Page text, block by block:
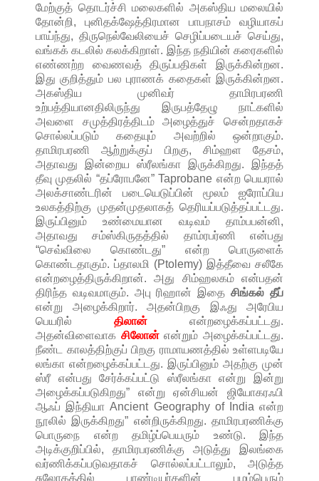
மேற்குத் தொடர்ச்சி மலைகளில் அகஸ்திய மலையில்
தோன்றி, புனிதக்ஷேத்திரமான பாபநாசம் வழியாகப்
பாய்ந்து, திருநெல்வேலியைச் செழிப்படையச் செய்து,
வங்கக் கடலில் கலக்கிறாள். இந்த நதியின் கரைகளில்
எண்ணற்ற வைணவத் திருப்பதிகள் இருக்கின்றன.
இது குறித்தும் பல புராணக் கதைகள் இருக்கின்றன.
அகஸ்திய முனிவர் தாமிரபரணி
உற்பத்தியானதிலிருந்து இருபத்தேழு நாட்களில்
அவளை சமுத்திரத்திடம் அழைத்துச் சென்றதாகச்
சொல்லப்படும் கதையும் அவற்றில் ஒன்றாகும்.
தாமிரபரணி ஆற்றுக்குப் பிறகு, சிம்ஹள தேசம்,
அதாவது இன்றைய ஸ்ரீலங்கா இருக்கிறது. இந்தத்
தீவு முதலில் “தப்ரோபனே” Taprobane என்ற பெயரால்
அலக்சாண்டரின் படையெடுப்பின் மூலம் ஐரோப்பிய
உலகத்திற்கு முதன்முதலாகத் தெரியப்படுத்தப்பட்டது.
இருப்பினும் உண்மையான வடிவம் தாம்பபன்னி,
அதாவது சம்ஸ்கிருதத்தில் தாம்ரபர்ணி என்பது
“செவ்விலை கொண்டது” என்ற பொருளைக்
கொண்டதாகும். ப்தாலமி (Ptolemy) இத்தீவை சலீகே
என்றழைத்திருக்கிறான். அது சிம்ஹலகம் என்பதன்
திரிந்த வடிவமாகும். அபு ரிஹான் இதைசிங்கல் தீப்
என்று அழைக்கிறார். அதன்பிறகு இஃது அரேபிய
பெயரில் திலான் என்றழைக்கப்பட்டது.
அதன்விளைவாக சிலோன்என்றும் அழைக்கப்பட்டது.
நீண்ட காலத்திற்குப் பிறகு ராமாயணத்தில் உள்ளபடியே
லங்கா என்றழைக்கப்பட்டது. இருப்பினும் அதற்கு முன்
ஸ்ரீ என்பது சேர்க்கப்பட்டு ஸ்ரீலங்கா என்று இன்று
அழைக்கப்படுகிறது” என்று ஏன்சியன் ஜியோகரஃபி
ஆஃப் இந்தியா Ancient Geography of India என்ற
நூலில் இருக்கிறது” என்றிருக்கிறது. தாமிரபரணிக்கு
பொருநை என்ற தமிழ்ப்பெயரும் உண்டு. இந்த
அடிக்குறிப்பில், தாமிரபரணிக்கு அடுத்து இலங்கை
வர்ணிக்கப்படுவதாகச் சொல்லப்பட்டாலும், அடுத்த
சுலோகத்தில் பாண்டியர்களின் பழம்பெரும்